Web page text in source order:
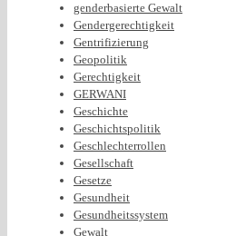
genderbasierte Gewalt
Gendergerechtigkeit
Gentrifizierung
Geopolitik
Gerechtigkeit
GERWANI
Geschichte
Geschichtspolitik
Geschlechterrollen
Gesellschaft
Gesetze
Gesundheit
Gesundheitssystem
Gewalt